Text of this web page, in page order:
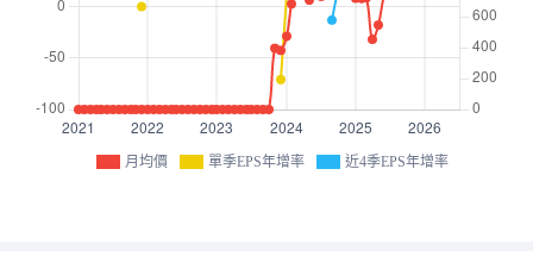
月均價 單季EPS年增率 近4季EPS年增率